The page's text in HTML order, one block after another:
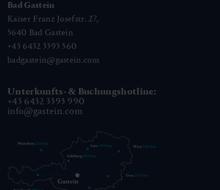
Bad Gastein
Kaiser Franz Josefstr. 27,
5640 Bad Gastein
+43 6432 3393 560
badgastein@gastein.com
Unterkunfts- & Buchungshotline:
+43 6432 3393 990
info@gastein.com